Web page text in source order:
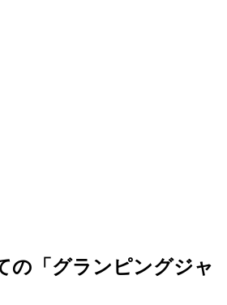
の「グランピングジャ